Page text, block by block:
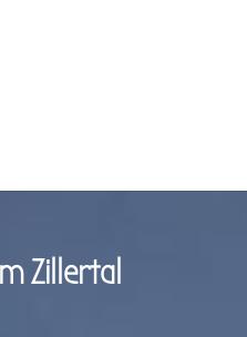
Zillertal